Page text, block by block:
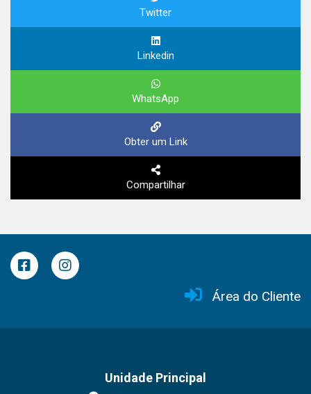
Twitter
Linkedin
WhatsApp
Obter um Link
Compartilhar
Área do Cliente
Unidade Principal